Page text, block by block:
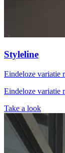
Styleline
Eindeloze variatie
Eindeloze variatie
Take a look